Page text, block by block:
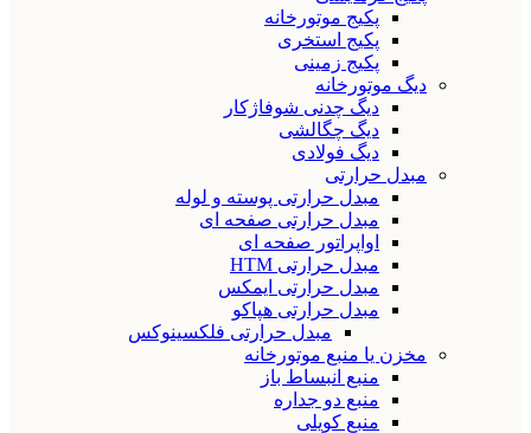
پکیج موتورخانه
پکیج استخری
پکیج زمینی
دیگ موتورخانه
دیگ چدنی شوفاژکار
دیگ چگالشی
دیگ فولادی
مبدل حرارتی
مبدل حرارتی پوسته و لوله
مبدل حرارتی صفحه ای
اواپراتور صفحه ای
مبدل حرارتی HTM
مبدل حرارتی ایمکس
مبدل حرارتی هپاکو
مبدل حرارتی فلکسینوکس
مخزن یا منبع موتورخانه
منبع انبساط باز
منبع دو جداره
منبع کویلی